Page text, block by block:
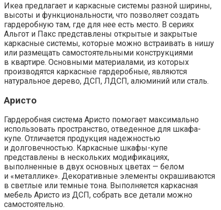
Икеа предлагает и каркасные системы разной ширины,
высоты и функциональности, что позволяет создать
гардеробную там, где для нее есть место. В сериях
Альгот и Пакс представлены открытые и закрытые
каркасные системы, которые можно встраивать в нишу
или размещать самостоятельными конструкциями
в квартире. Основными материалами, из которых
производятся каркасные гардеробные, являются
натуральное дерево, ДСП, ЛДСП, алюминий или сталь.
Аристо
Гардеробная система Аристо помогает максимально
использовать пространство, отведенное для шкафа-
купе. Отличается продукция надежностью
и долговечностью. Каркасные шкафы-купе
представлены в нескольких модификациях,
выполненные в двух основных цветах — белом
и «металлике». Декоративные элементы окрашиваются
в светлые или темные тона. Выполняется каркасная
мебель Аристо из ДСП, собрать все детали можно
самостоятельно.